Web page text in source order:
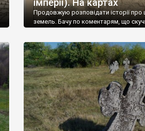
Продовжую розповідати історії про
земель. Бачу по коментарям, що
збереженим) Тим паче, що все це
Південь, де зараз найгарячіше. Це
позначені українські території, […]